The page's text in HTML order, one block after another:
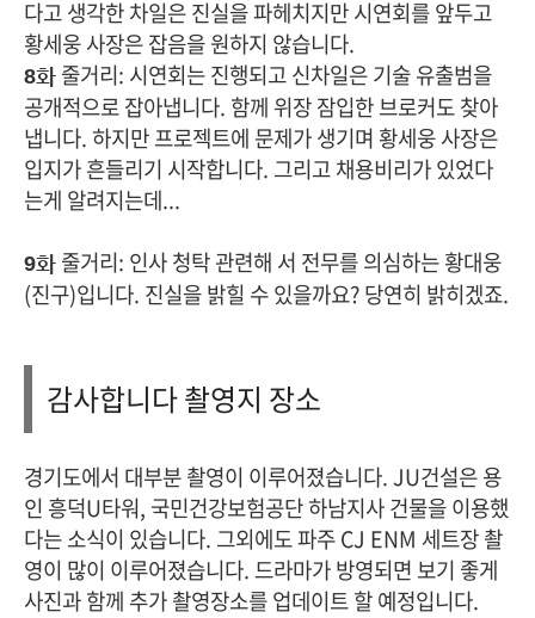
다고 생각한 차일은 진실을 파헤치지만 시연회를 앞두고
황세웅 사장은 잡음을 원하지 않습니다.
8화 줄거리: 시연회는 진행되고 신차일은 기술 유출범을
공개적으로 잡아냅니다. 함께 위장 잠입한 브로커도 찾아
냅니다. 하지만 프로젝트에 문제가 생기며 황세웅 사장은
입지가 흔들리기 시작합니다. 그리고 채용비리가 있었다
는게 알려지는데...
9화 줄거리: 인사 청탁 관련해 서 전무를 의심하는 황대웅
(진구)입니다. 진실을 밝힐 수 있을까요? 당연히 밝히겠죠.
감사합니다 촬영지 장소
경기도에서 대부분 촬영이 이루어졌습니다. JU건설은 용
인 흥덕U타워, 국민건강보험공단 하남지사 건물을 이용했
다는 소식이 있습니다. 그외에도 파주 CJ ENM 세트장 촬
영이 많이 이루어졌습니다. 드라마가 방영되면 보기 좋게
사진과 함께 추가 촬영장소를 업데이트 할 예정입니다.